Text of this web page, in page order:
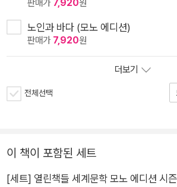
판매가 7,920원
노인과 바다 (모노 에디션)
판매가 7,920원
더보기
전체선택
이 책이 포함된 세트
[세트] 열린책들 세계문학 모노 에디션 시